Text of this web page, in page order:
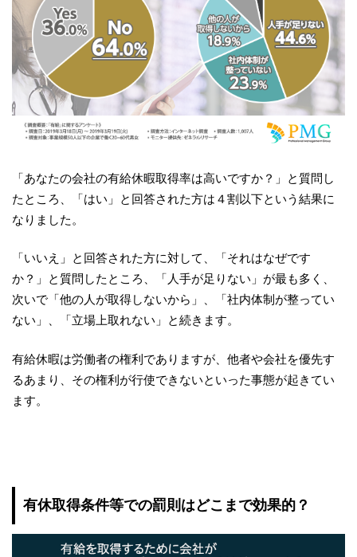
「あなたの会社の有給休暇取得率は高いですか？」と質問し
たところ、「はい」と回答された方は４割以下という結果に
なりました。
「いいえ」と回答された方に対して、「それはなぜです
か？」と質問したところ、「人手が足りない」が最も多く、
次いで「他の人が取得しないから」、「社内体制が整ってい
ない」、「立場上取れない」と続きます。
有給休暇は労働者の権利でありますが、他者や会社を優先す
るあまり、その権利が行使できないといった事態が起きてい
ます。
有休取得条件等での罰則はどこまで効果的？